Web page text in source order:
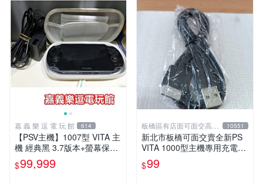
嘉 義 樂 逗 電 玩 館 614
【PSV主機】1007型 VITA 主
機 經典黑 3.7版本+螢幕保護
貼+主機收納包【9成新】✪中
古二手✪嘉義樂逗電玩館
$99,999
板橋區有店面可面交高價
回收電玩
10551
新北市板橋可面交賣全新PS
VITA 1000型主機專用充電
線....超便宜只賣99元
$99